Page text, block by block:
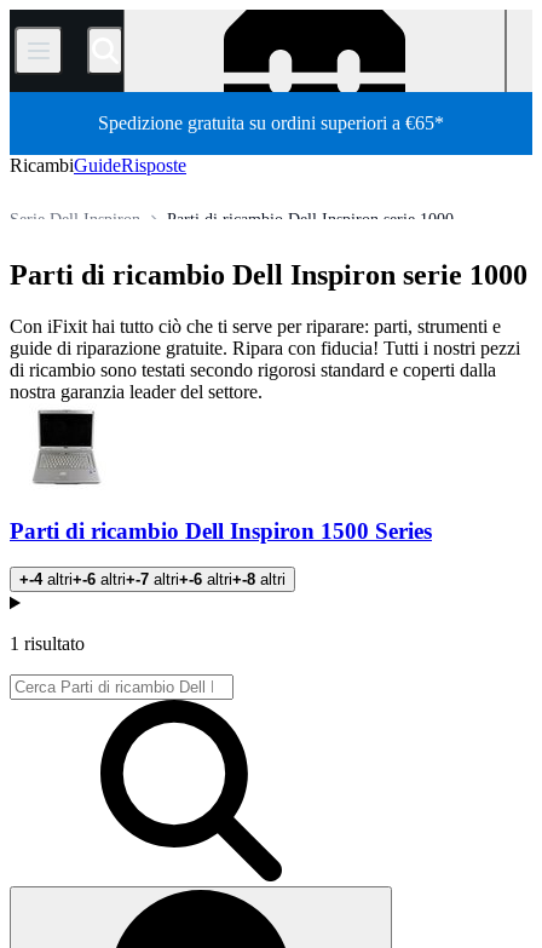
/
Spedizione gratuita su ordini superiori a €65*
RicambiGuideRisposte
Parti di ricambio Dell Inspiron serie 1000
Serie Dell Inspiron
Parti di ricambio Dell Inspiron serie 1000
Con iFixit hai tutto ciò che ti serve per riparare: parti, strumenti e
guide di riparazione gratuite. Ripara con fiducia! Tutti i nostri pezzi
di ricambio sono testati secondo rigorosi standard e coperti dalla
nostra garanzia leader del settore.
Parti di ricambio Dell Inspiron 1500 Series
+-4altri+-6 altri+-7 altri+-6 altri+-8 altri
Prodotti
1 risultato